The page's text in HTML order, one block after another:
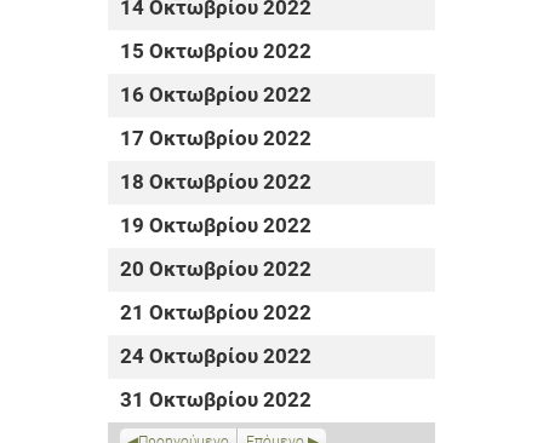
14 Οκτωβρίου 2022
15 Οκτωβρίου 2022
16 Οκτωβρίου 2022
17 Οκτωβρίου 2022
18 Οκτωβρίου 2022
19 Οκτωβρίου 2022
20 Οκτωβρίου 2022
21 Οκτωβρίου 2022
24 Οκτωβρίου 2022
31 Οκτωβρίου 2022